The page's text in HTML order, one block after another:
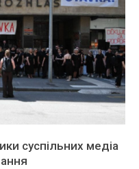
суспільних медіа